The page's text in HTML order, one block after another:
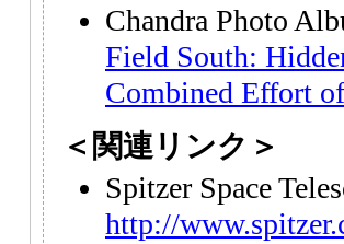
Chandra Photo
Field South:
Combined Effort
＜関連リンク＞
Spitzer Space
http://